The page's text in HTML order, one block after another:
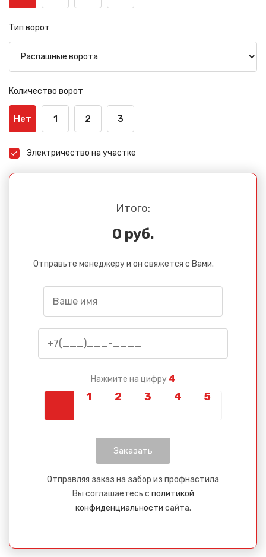
Тип ворот
Количество ворот
Нет 1 2 3
Электричество на участке
Итого:
0 руб.
Отправьте менеджеру и он свяжется с Вами.
Нажмите на цифру 4
Отправляя заказ на забор из профнастила
Вы соглашаетесь с политикой
конфиденциальности сайта.